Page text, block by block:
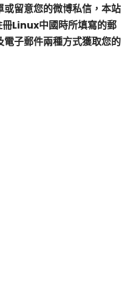
留意您的微博私信，本站
Linux中國時所填寫的郵
子郵件兩種方式獲取您的